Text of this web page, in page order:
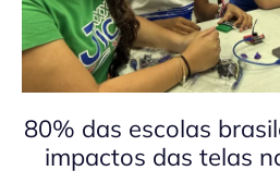
80% das escolas
impactos das telas